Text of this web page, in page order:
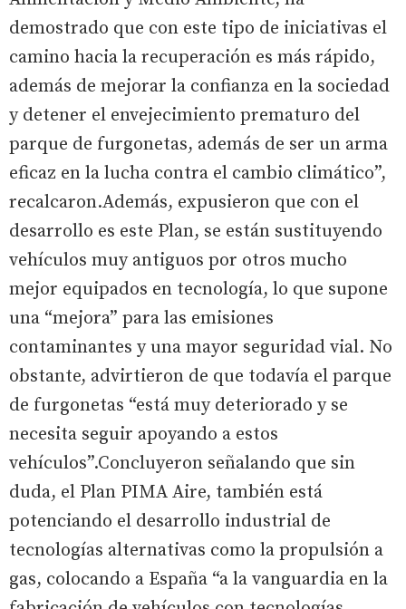
demostrado que con este tipo de iniciativas el
camino hacia la recuperación es más rápido,
además de mejorar la confianza en la sociedad
y detener el envejecimiento prematuro del
parque de furgonetas, además de ser un arma
eficaz en la lucha contra el cambio climático”,
recalcaron.Además, expusieron que con el
desarrollo es este Plan, se están sustituyendo
vehículos muy antiguos por otros mucho
mejor equipados en tecnología, lo que supone
una “mejora” para las emisiones
contaminantes y una mayor seguridad vial. No
obstante, advirtieron de que todavía el parque
de furgonetas “está muy deteriorado y se
necesita seguir apoyando a estos
vehículos”.Concluyeron señalando que sin
duda, el Plan PIMA Aire, también está
potenciando el desarrollo industrial de
tecnologías alternativas como la propulsión a
gas, colocando a España “a la vanguardia en la